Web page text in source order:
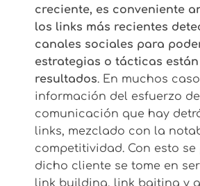
creciente, es conveniente
los links más recientes
canales sociales para
estrategias o tácticas
resultados. En muchos
información del esfuerzo
comunicación que hay
links, mezclado con la
competitividad. Con esto
dicho cliente se tome en
link building, link baiting y